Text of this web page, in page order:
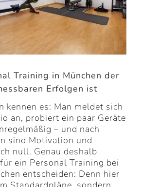
Training in München der
Erfolgen ist
kennen es: Man meldet sich
an, probiert ein paar Geräte
– und nach
sind Motivation und
null. Genau deshalb
ein Personal Training bei
entscheiden: Denn hier